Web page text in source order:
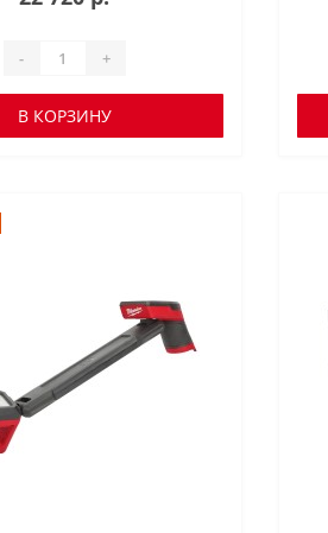
- +
В КОРЗИНУ